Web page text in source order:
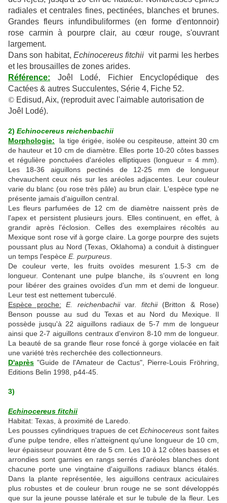
radiales et centrales fines, pectinées, blanches et brunes.
Grandes fleurs infundibuliformes (en forme d'entonnoir)
rose carmin à pourpre clair, au cœur rouge, s'ouvrant
largement.
Dans son habitat, Echinocereus fitchii vit parmi les herbes
et les brousailles de zones arides.
Référence:
Joêl Lodé, Fichier Encyclopédique des
Cactées & autres Succulentes, Série 4, Fiche 52.
© Edisud, Aix, (reproduit avec l'aimable autorisation de
Joêl Lodé).
2) Echinocereus reichenbachii
Morphologie: la tige érigée, isolée ou cespiteuse, atteint 30 cm
de hauteur et 10 cm de diamètre. Elles porte 10-20 côtes basses
et régulière ponctuées d'aréoles elliptiques (longueur = 4 mm).
Les 18-36 aiguillons pectinés de 12-25 mm de longueur
chevauchent ceux nés sur les aréoles adjacentes. Leur couleur
varie du blanc (ou rose très pâle) au brun clair. L'espèce type ne
présente jamais d'aiguillon central.
Les fleurs parfumées de 12 cm de diamètre naissent près de
l'apex et persistent plusieurs jours. Elles continuent, en effet, à
grandir après l'éclosion. Celles des exemplaires récoltés au
Mexique sont rose vif à gorge claire. La gorge pourpre des sujets
poussant plus au Nord (Texas, Oklahoma) a conduit à distinguer
un temps l'espèce E. purpureus
De couleur verte, les fruits ovoïdes mesurent 1.5-3 cm de
longueur. Contenant une pulpe blanche, ils s'ouvrent en long
pour libérer des graines ovoïdes d'un mm et demi de longueur.
Leur test est nettement tuberculé.
Espèce proche:
E. reichenbachiivar. fitchii(Britton & Rose)
Benson pousse au sud du Texas et au Nord du Mexique. Il
possède jusqu'à 22 aiguillons radiaux de 5-7 mm de longueur
ainsi que 2-7 aiguillons centraux d'environ 8-10 mm de longueur.
La beauté de sa grande fleur rose foncé à gorge violacée en fait
une variété très recherchée des collectionneurs.
D'après "Guide de l'Amateur de Cactus", Pierre-Louis Fröhring,
Editions Belin 1998, p44-45.
3)
Echinocereus fitchii
Habitat: Texas, à proximité de Laredo.
Les pousses cylindriques trapues de cetEchinocereus sont faites
d'une pulpe tendre, elles n'atteignent qu'une longueur de 10 cm,
leur épaisseur pouvant être de 5 cm. Les 10 à 12 côtes basses et
arrondies sont garnies en rangs serrés d'aréoles blanches dont
chacune porte une vingtaine d'aiguillons radiaux blancs étalés.
Dans la plante représentée, les aiguillons centraux aciculaires
plus robustes et de couleur brun rouge ne se sont développés
que sur la jeune pousse latérale et sur le tubule de la fleur. Les